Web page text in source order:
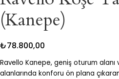
(Kanepe)
₺78.800,00
Ravello Kanepe, geniş oturum
alanlarında konforu ön plana